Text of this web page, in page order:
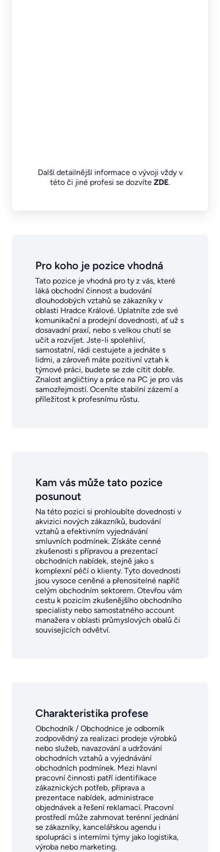
Další detailnější informace o vývoji vždy v
této či jiné profesi se dozvíte ZDE.
Pro koho je pozice vhodná
Tato pozice je vhodná pro ty z vás, které
láká obchodní činnost a budování
dlouhodobých vztahů se zákazníky v
oblasti Hradce Králové. Uplatníte zde své
komunikační a prodejní dovednosti, ať už s
dosavadní praxí, nebo s velkou chutí se
učit a rozvíjet. Jste-li spolehliví,
samostatní, rádi cestujete a jednáte s
lidmi, a zároveň máte pozitivní vztah k
týmové práci, budete se zde cítit dobře.
Znalost angličtiny a práce na PC je pro vás
samozřejmostí. Oceníte stabilní zázemí a
příležitost k profesnímu růstu.
Kam vás může tato pozice
posunout
Na této pozici si prohloubíte dovednosti v
akvizici nových zákazníků, budování
vztahů a efektivním vyjednávání
smluvních podmínek. Získáte cenné
zkušenosti s přípravou a prezentací
obchodních nabídek, stejně jako s
komplexní péčí o klienty. Tyto dovednosti
jsou vysoce ceněné a přenositelné napříč
celým obchodním sektorem. Otevřou vám
cestu k pozicím zkušenějšího obchodního
specialisty nebo samostatného account
manažera v oblasti průmyslových obalů či
souvisejících odvětví.
Charakteristika profese
Obchodník / Obchodnice je odborník
zodpovědný za realizaci prodeje výrobků
nebo služeb, navazování a udržování
obchodních vztahů a vyjednávání
obchodních podmínek. Mezi hlavní
pracovní činnosti patří identifikace
zákaznických potřeb, příprava a
prezentace nabídek, administrace
objednávek a řešení reklamací. Pracovní
prostředí může zahrnovat terénní jednání
se zákazníky, kancelářskou agendu i
spolupráci s interními týmy jako logistika,
výroba nebo marketing.